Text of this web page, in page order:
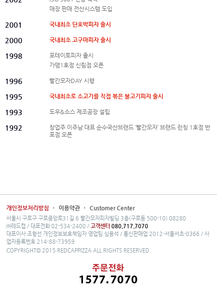
매장 판매 전산시스템 도입
2001 국내최초 단호박피자 출시
2000 국내최초 고구마피자 출시
1998
포테이토피자 출시
가맹1호점 신림점 오픈
1996 빨간모자DAY 시행
1995 국내최초로 소고기를 직접 볶은 불고기피자 출시
1993 도우&소스 제조공장 설립
1992
창업주 이주남 대표 순수국산브랜드 ‘빨간모자’ 브랜드 런칭 1호점 반
포점 오픈
개인정보처리방침 · 이용약관 · Customer Center
서울시 구로구 구로중앙로31길 6 빨간모자피자빌딩 3층(구로동 500-10) 08280
㈜레드캡 / 대표전화 02-534-2400 /고객센터 080.717.7070
대표이사 조형선 개인정보보호책임자 영업팀 심용석 / 통신판매업 2012-서울서초-0366 / 사
업자등록번호 214-88-73959
COPYRIGHT© 2015 REDCAPPIZZA ALL RIGHTS RESERVED.